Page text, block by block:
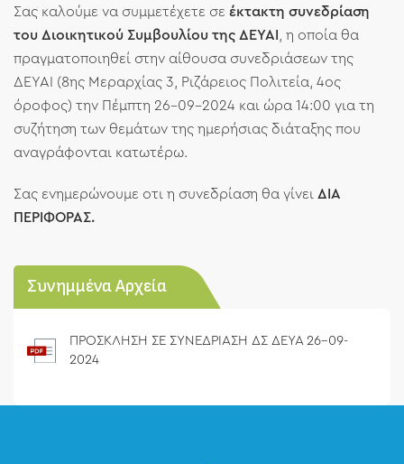
Σας καλούμε να συμμετέχετε σε έκτακτη συνεδρίαση
του Διοικητικού Συμβουλίου της ΔΕΥΑΙ , η οποία θα
πραγματοποιηθεί στην αίθουσα συνεδριάσεων της
ΔΕΥΑΙ (8ης Μεραρχίας 3, Ριζάρειος Πολιτεία, 4ος
όροφος) την Πέμπτη 26-09-2024 και ώρα 14:00 για τη
συζήτηση των θεμάτων της ημερήσιας διάταξης που
αναγράφονται κατωτέρω.
Σας ενημερώνουμε οτι η συνεδρίαση θα γίνει ΔΙΑ
ΠΕΡΙΦΟΡΑΣ.
Συνημμένα Αρχεία
ΠΡΟΣΚΛΗΣΗ ΣΕ ΣΥΝΕΔΡΙΑΣΗ ΔΣ ΔΕΥΑ 26-09-
2024